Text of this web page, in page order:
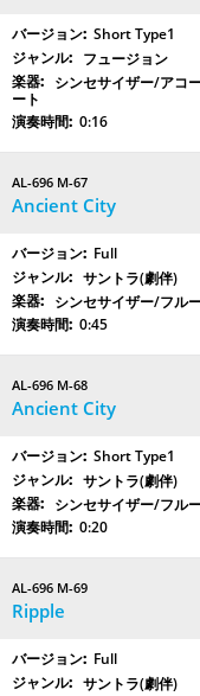
Short Type1
フュージョン
シンセサイザー/アコ
ート
0:16
AL-696 M-67
Ancient City
Full
サントラ(劇伴)
シンセサイザー/フル
0:45
AL-696 M-68
Ancient City
Short Type1
サントラ(劇伴)
シンセサイザー/フル
0:20
AL-696 M-69
Ripple
Full
サントラ(劇伴)